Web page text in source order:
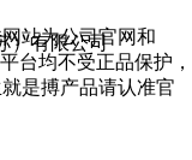
站为公司官网和
台均不受正品保护，
是搏产品请认准官